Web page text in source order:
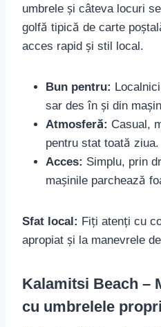
umbrele și câteva locuri
golfă tipică de carte
acces rapid și stil local.
Bun pentru:
sar des în și din
Atmosferă: Casual,
pentru stat toată ziua.
Acces: Simplu, prin
mașinile parchează
Sfat local: Fiți atenți cu
apropiat și la manevrele
Kalamitsi Beach –
cu umbrelele